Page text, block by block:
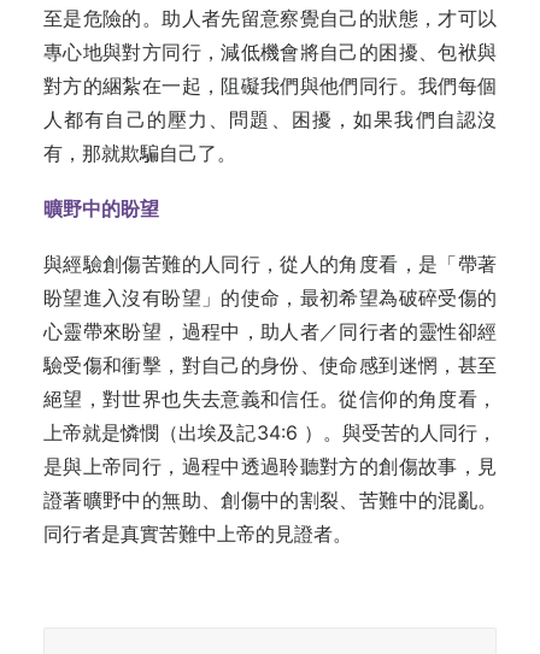
至是危險的。助人者先留意察覺自己的狀態，才可以
專心地與對方同行，減低機會將自己的困擾、包袱與
對方的綑紮在一起，阻礙我們與他們同行。我們每個
人都有自己的壓力、問題、困擾，如果我們自認沒
有，那就欺騙自己了。
曠野中的盼望
與經驗創傷苦難的人同行，從人的角度看，是「帶著
盼望進入沒有盼望」的使命，最初希望為破碎受傷的
心靈帶來盼望，過程中，助人者／同行者的靈性卻經
驗受傷和衝擊，對自己的身份、使命感到迷惘，甚至
絕望，對世界也失去意義和信任。從信仰的角度看，
上帝就是憐憫（出埃及記34:6 ）。與受苦的人同行，
是與上帝同行，過程中透過聆聽對方的創傷故事，見
證著曠野中的無助、創傷中的割裂、苦難中的混亂。
同行者是真實苦難中上帝的見證者。